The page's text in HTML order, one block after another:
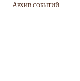
Архив событий